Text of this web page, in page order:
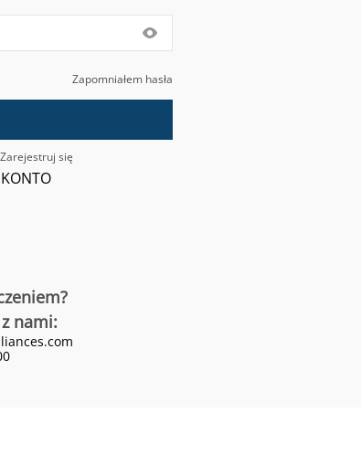
Zapomniałem hasła
się
nami: